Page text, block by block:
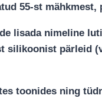
55-st
lisada nimeline
silikoonist pärleid
toonides ning